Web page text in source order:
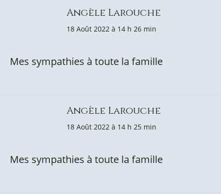
Angèle Larouche
18 Août 2022 à 14 h 26 min
Mes sympathies à toute la famille
Angèle Larouche
18 Août 2022 à 14 h 25 min
Mes sympathies à toute la famille